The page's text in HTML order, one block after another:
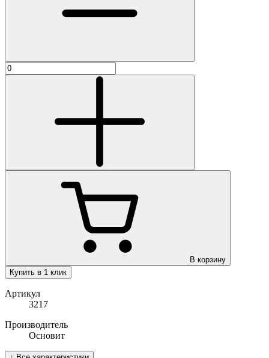
В корзину
Купить в 1 клик
Артикул
3217
Производитель
Основит